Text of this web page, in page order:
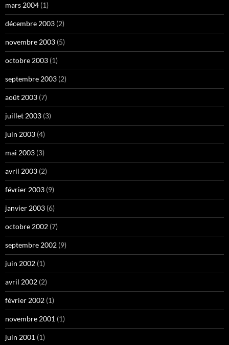
mars 2004 (1)
décembre 2003 (2)
novembre 2003 (5)
octobre 2003 (1)
septembre 2003 (2)
août 2003 (7)
juillet 2003 (3)
juin 2003 (4)
mai 2003 (3)
avril 2003 (2)
février 2003 (9)
janvier 2003 (6)
octobre 2002 (7)
septembre 2002 (9)
juin 2002 (1)
avril 2002 (2)
février 2002 (1)
novembre 2001 (1)
juin 2001 (1)